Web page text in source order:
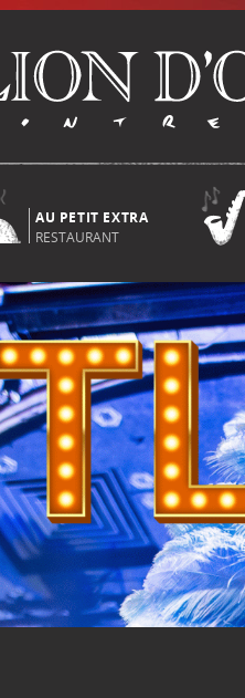
AU PETIT EXTRA
RESTAURANT